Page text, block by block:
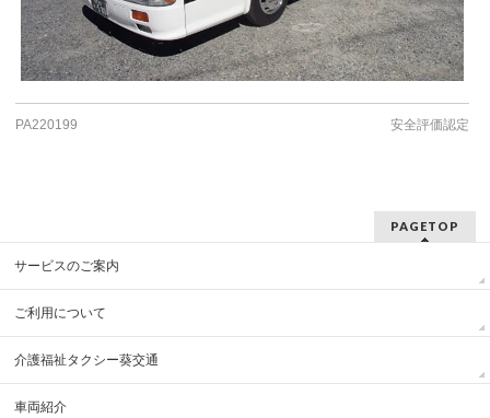
PA220199 安全評価認定
PAGETOP
サービスのご案内
ご利用について
介護福祉タクシー葵交通
車両紹介